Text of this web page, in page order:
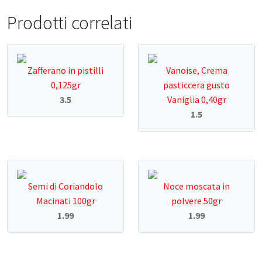
Prodotti correlati
Zafferano in pistilli
0,125gr
3.5
Vanoise, Crema
pasticcera gusto
Vaniglia 0,40gr
1.5
Semi di Coriandolo
Macinati 100gr
1.99
Noce moscata in
polvere 50gr
1.99